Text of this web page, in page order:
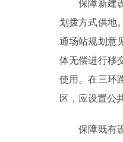
保障新建设
划拨方式供地
通场站规划意
体无偿进行移
使用。在三环
区，应设置公
保障既有设